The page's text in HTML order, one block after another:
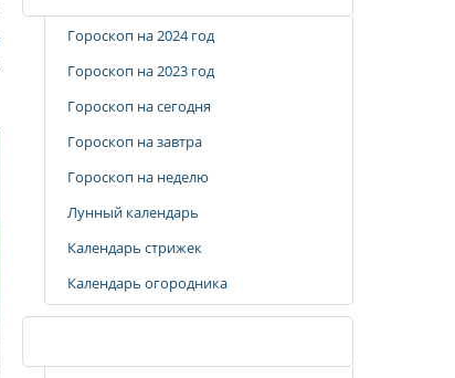
Гороскоп на 2024 год
Гороскоп на 2023 год
Гороскоп на сегодня
Гороскоп на завтра
Гороскоп на неделю
Лунный календарь
Календарь стрижек
Календарь огородника